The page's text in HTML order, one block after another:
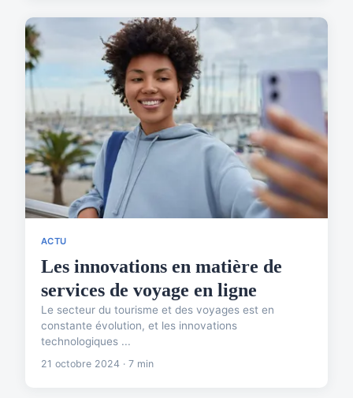
ACTU
Les innovations en matière de
services de voyage en ligne
Le secteur du tourisme et des voyages est en
constante évolution, et les innovations
technologiques ...
21 octobre 2024 · 7 min